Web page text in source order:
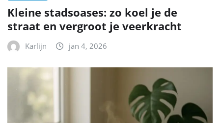
Kleine stadsoases: zo koel je de
straat en vergroot je veerkracht
Karlijn jan 4, 2026